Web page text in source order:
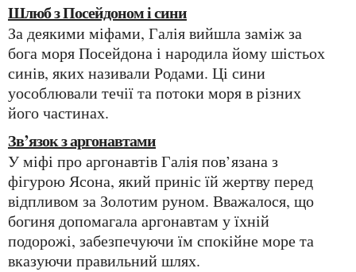
Шлюб з Посейдоном і сини
За деякими міфами, Галія вийшла заміж за
бога моря Посейдона і народила йому шістьох
синів, яких називали Родами. Ці сини
уособлювали течії та потоки моря в різних
його частинах.
Зв’язок з аргонавтами
У міфі про аргонавтів Галія пов’язана з
фігурою Ясона, який приніс їй жертву перед
відпливом за Золотим руном. Вважалося, що
богиня допомагала аргонавтам у їхній
подорожі, забезпечуючи їм спокійне море та
вказуючи правильний шлях.